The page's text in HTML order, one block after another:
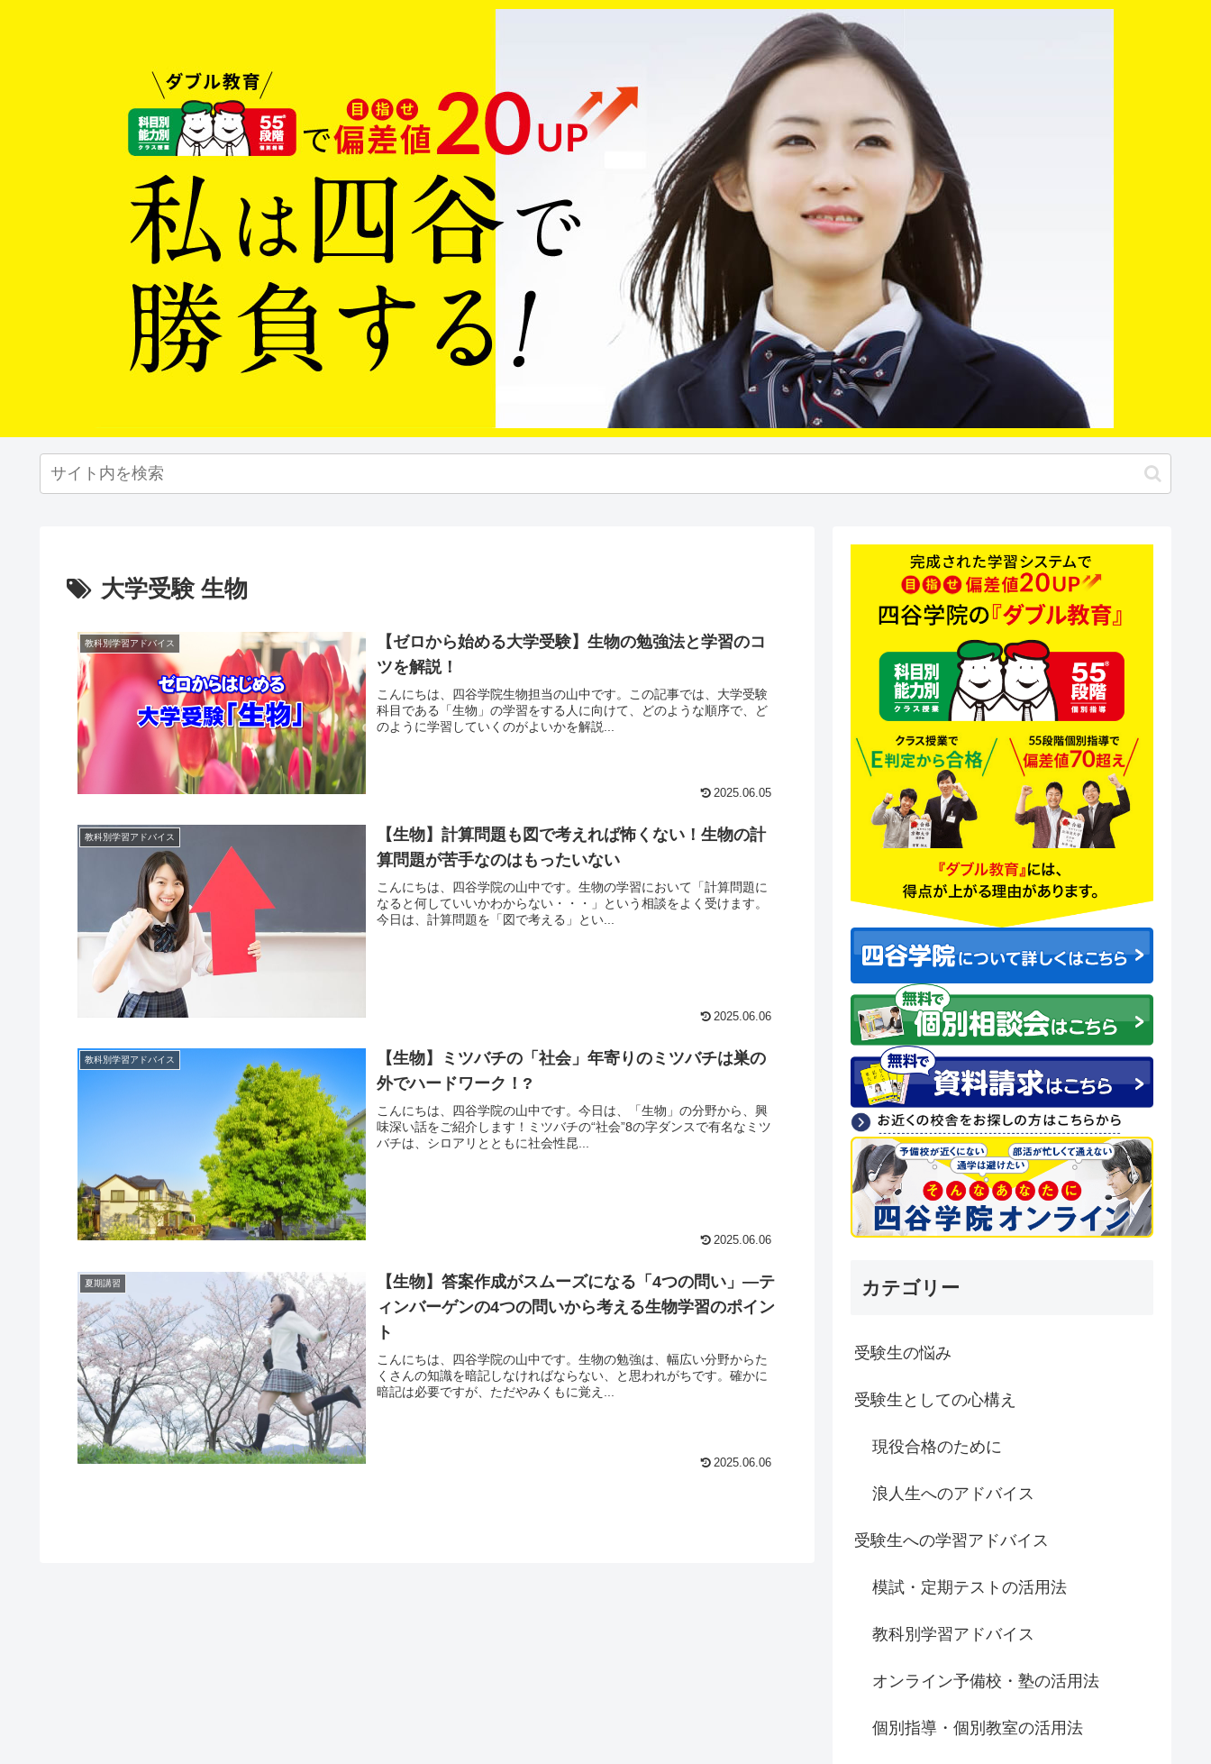
大学受験 生物
教科別学習アドバイス
【ゼロから始める大学受験】生物の勉強法と学習のコ
ツを解説！
こんにちは、四谷学院生物担当の山中です。この記事では、大学受験
科目である「生物」の学習をする人に向けて、どのような順序で、ど
のように学習していくのがよいかを解説...
2025.06.05
教科別学習アドバイス
【生物】計算問題も図で考えれば怖くない！生物の計
算問題が苦手なのはもったいない
こんにちは、四谷学院の山中です。生物の学習において「計算問題に
なると何していいかわからない・・・」という相談をよく受けます。
今日は、計算問題を「図で考える」とい...
2025.06.06
教科別学習アドバイス
【生物】ミツバチの「社会」年寄りのミツバチは巣の
外でハードワーク！?
こんにちは、四谷学院の山中です。今日は、「生物」の分野から、興
味深い話をご紹介します！ミツバチの“社会”8の字ダンスで有名なミツ
バチは、シロアリとともに社会性昆...
2025.06.06
夏期講習
【生物】答案作成がスムーズになる「4つの問い」—テ
ィンバーゲンの4つの問いから考える生物学習のポイン
ト
こんにちは、四谷学院の山中です。生物の勉強は、幅広い分野からた
くさんの知識を暗記しなければならない、と思われがちです。確かに
暗記は必要ですが、ただやみくもに覚え...
2025.06.06
カテゴリー
受験生の悩み
受験生としての心構え
現役合格のために
浪人生へのアドバイス
受験生への学習アドバイス
模試・定期テストの活用法
教科別学習アドバイス
オンライン予備校・塾の活用法
個別指導・個別教室の活用法